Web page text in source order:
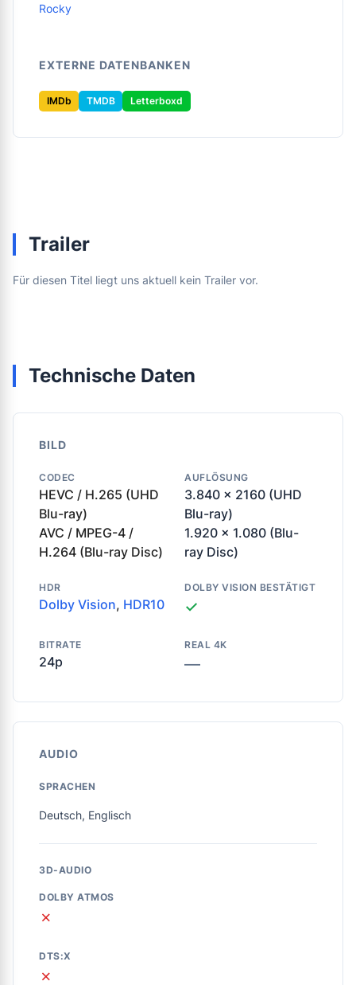
Rocky
EXTERNE DATENBANKEN
IMDb TMDB Letterboxd
Trailer
Für diesen Titel liegt uns aktuell kein Trailer vor.
Technische Daten
BILD
CODEC
HEVC / H.265 (UHD
Blu-ray)
AVC / MPEG-4 /
H.264 (Blu-ray Disc)
AUFLÖSUNG
3.840 x 2160 (UHD
Blu-ray)
1.920 x 1.080 (Blu-
ray Disc)
HDR
Dolby Vision, HDR10
DOLBY VISION BESTÄTIGT
✓
BITRATE
24p
REAL 4K
—
AUDIO
SPRACHEN
Deutsch, Englisch
3D-AUDIO
DOLBY ATMOS
✗
DTS:X
✗